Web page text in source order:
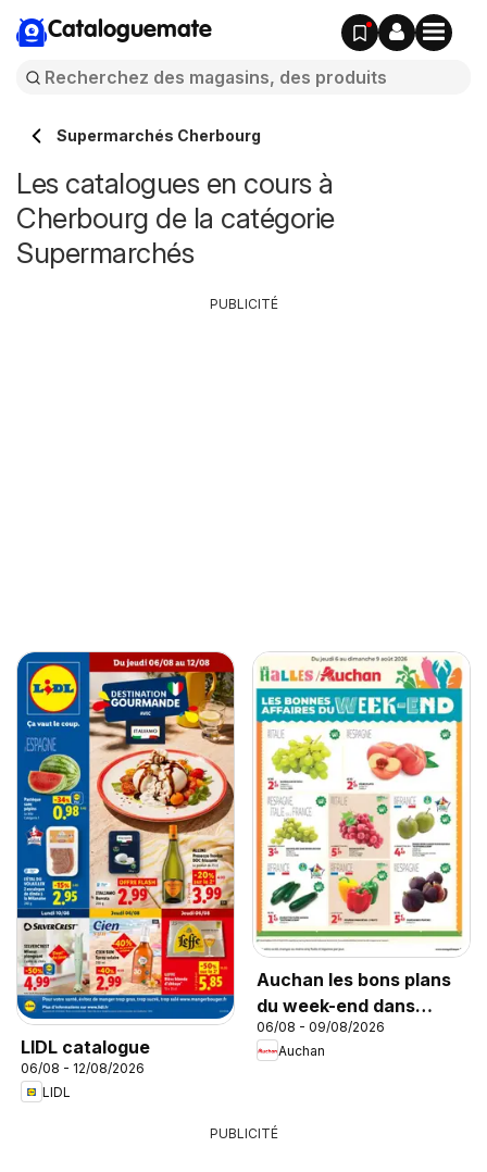
Cataloguemate
Supermarchés Cherbourg
Les catalogues en cours à
Cherbourg de la catégorie
Supermarchés
LIDL catalogue
06/08 - 12/08/2026
LIDL
Auchan les bons plans
du week-end dans
votre hyper
06/08 - 09/08/2026
Auchan
PUBLICITÉ
PUBLICITÉ